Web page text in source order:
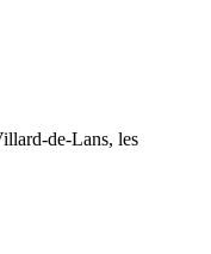
de-Lans, les